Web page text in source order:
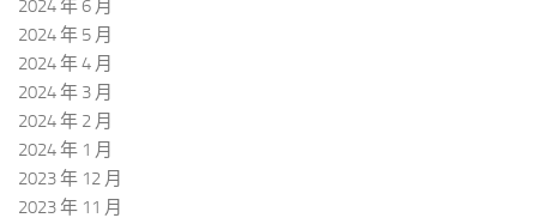
2024 年 6 月
2024 年 5 月
2024 年 4 月
2024 年 3 月
2024 年 2 月
2024 年 1 月
2023 年 12 月
2023 年 11 月